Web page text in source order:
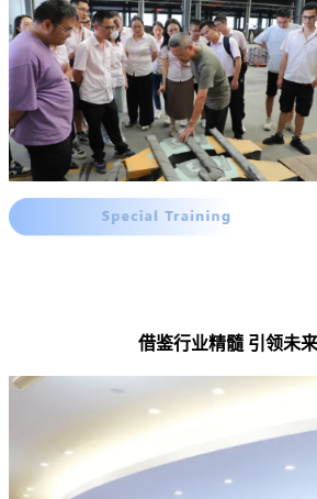
借鉴行业精髓 引领未